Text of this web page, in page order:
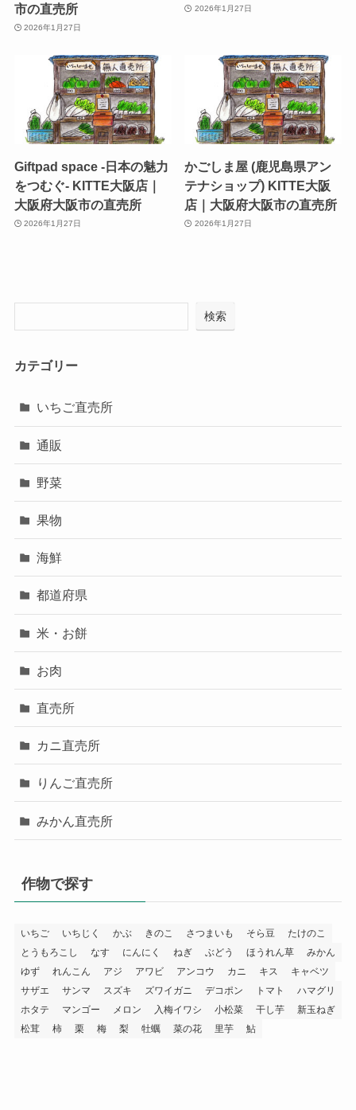
市の直売所
2026年1月27日
2026年1月27日
Giftpad space -日本の魅力
をつむぐ- KITTE大阪店｜
大阪府大阪市の直売所
2026年1月27日
かごしま屋 (鹿児島県アン
テナショップ) KITTE大阪
店｜大阪府大阪市の直売所
2026年1月27日
検索
カテゴリー
いちご直売所
通販
野菜
果物
海鮮
都道府県
米・お餅
お肉
直売所
カニ直売所
りんご直売所
みかん直売所
作物で探す
いちご いちじく かぶ きのこ さつまいも そら豆
たけのこ
とうもろこし
なす にんにく ねぎ ぶどう ほうれん草
みかん
ゆず
れんこん アジ アワビ アンコウ カニ キス
キャベツ
サザエ
サンマ スズキ ズワイガニ デコポン トマト
ハマグリ
ホタテ
マンゴー メロン 入梅イワシ 小松菜 干し芋
新玉ねぎ
松茸
柿 栗 梅 梨 牡蠣 菜の花 里芋 鮎